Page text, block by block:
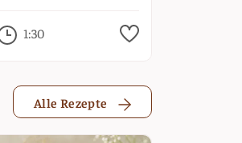
1:30
Alle Rezepte